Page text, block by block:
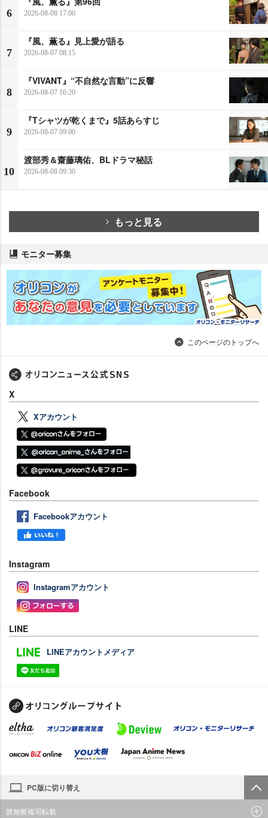
6 2026-08-08 17:00
7
『風、薫る』見上愛が語る
2026-08-07 08:15
8
『VIVANT』“不自然な言動”に反響
2026-08-07 16:20
9
『Tシャツが乾くまで』5話あらすじ
2026-08-07 09:00
10
渡部秀＆齋藤璃佑、BLドラマ秘話
2026-08-08 09:30
もっと見る
モニター募集
このページのトップへ
X
Xアカウント
Facebook
Facebookアカウント
Instagram
Instagramアカウント
LINE
LINEアカウントメディア
PC版に切り替え
禁無断複写転載